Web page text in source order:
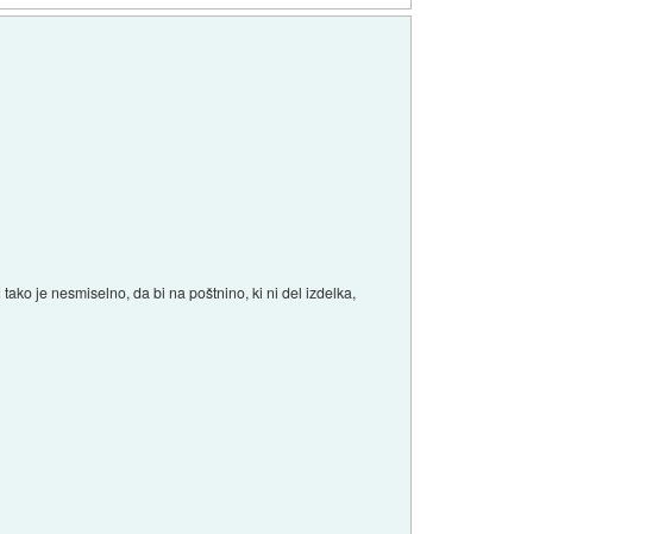
je nesmiselno, da bi na poštnino, ki ni del izdelka,